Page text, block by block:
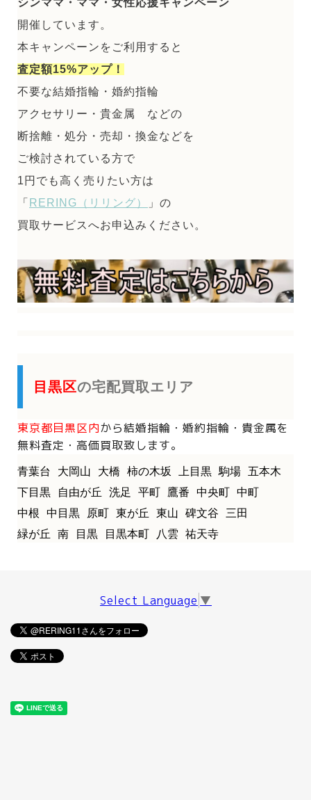
シンママ・ママ・女性応援キャンペーン
開催しています。
本キャンペーンをご利用すると
査定額15%アップ！
不要な結婚指輪・婚約指輪
アクセサリー・貴金属 などの
断捨離・処分・売却・換金などを
ご検討されている方で
1円でも高く売りたい方は
「 RERING（リリング）
」の
買取サービスへお申込みください。
目黒区の宅配買取エリア
東京都目黒区内から結婚指輪・婚約指輪・貴金属を
無料査定・高価買取致します。
青葉台 大岡山 大橋 柿の木坂 上目黒 駒場
五本木
下目黒
自由が丘 洗足 平町 鷹番 中央町 中町
中根
中目黒 原町 東が丘 東山 碑文谷
三田
緑が丘
南 目黒 目黒本町 八雲 祐天寺
Select Language ▼